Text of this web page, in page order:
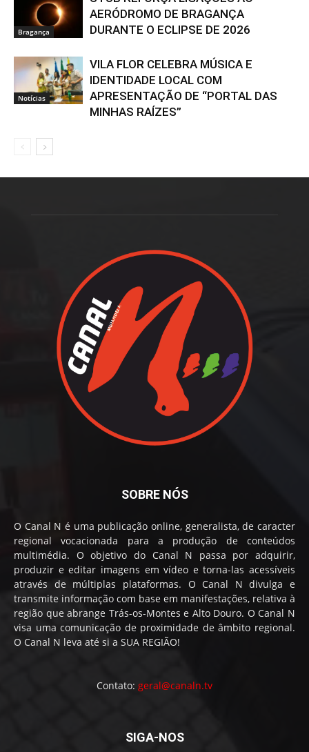
Bragança
AERÓDROMO DE BRAGANÇA
DURANTE O ECLIPSE DE 2026
Notícias
VILA FLOR CELEBRA MÚSICA E
IDENTIDADE LOCAL COM
APRESENTAÇÃO DE “PORTAL DAS
MINHAS RAÍZES”
SOBRE NÓS
O Canal N é uma publicação online, generalista, de caracter
regional vocacionada para a produção de conteúdos
multimédia. O objetivo do Canal N passa por adquirir,
produzir e editar imagens em vídeo e torna-las acessíveis
através de múltiplas plataformas. O Canal N divulga e
transmite informação com base em manifestações, relativa à
região que abrange Trás-os-Montes e Alto Douro. O Canal N
visa uma comunicação de proximidade de âmbito regional.
O Canal N leva até si a SUA REGIÃO!
Contato: geral@canaln.tv
SIGA-NOS